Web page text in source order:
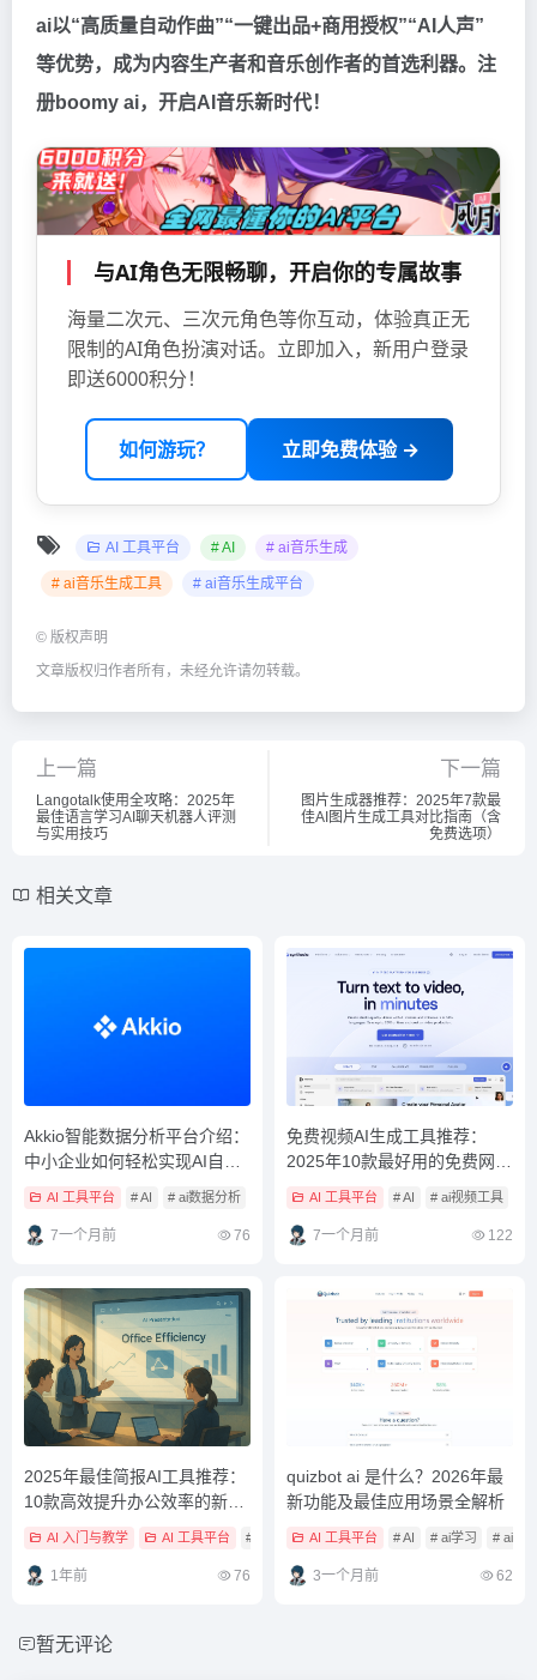
ai以“高质量自动作曲”“一键出品+商用授权”“AI人声”
等优势，成为内容生产者和音乐创作者的首选利器。注
册boomy ai，开启AI音乐新时代！
与AI角色无限畅聊，开启你的专属故事
海量二次元、三次元角色等你互动，体验真正无
限制的AI角色扮演对话。立即加入，新用户登录
即送6000积分！
如何游玩？ 立即免费体验 →
AI 工具平台 # AI # ai音乐生成
# ai音乐生成工具 # ai音乐生成平台
© 版权声明
文章版权归作者所有，未经允许请勿转载。
上一篇
Langotalk使用全攻略：2025年
最佳语言学习AI聊天机器人评测
与实用技巧
下一篇
图片生成器推荐：2025年7款最
佳AI图片生成工具对比指南（含
免费选项）
相关文章
Akkio智能数据分析平台介绍：
中小企业如何轻松实现AI自动
AI 工具平台 # AI # ai数据分析 # ai数据分析工具
7一个月前 76
免费视频AI生成工具推荐：
2025年10款最好用的免费网站
盘点与使用教程
AI 工具平台 # AI # ai视频工具
7一个月前 122
2025年最佳简报AI工具推荐：
10款高效提升办公效率的新选
AI 入门与教学 AI 工具平台 # AI 工具教學 # ai办公 # ai工具
1年前 76
quizbot ai 是什么？2026年最
新功能及最佳应用场景全解析
AI 工具平台 # AI # ai学习 # ai学
3一个月前 62
暂无评论